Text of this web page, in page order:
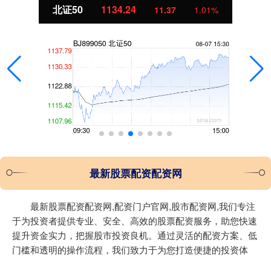
北证50 1134.24 11.37 1.01%
最新股票配资配资网
最新股票配资配资网,配资门户官网,股市配资网,我们专注
于为投资者提供专业、安全、高效的股票配资服务，助您快速
提升资金实力，把握股市投资良机。通过灵活的配资方案、低
门槛和透明的操作流程，我们致力于为您打造便捷的投资体